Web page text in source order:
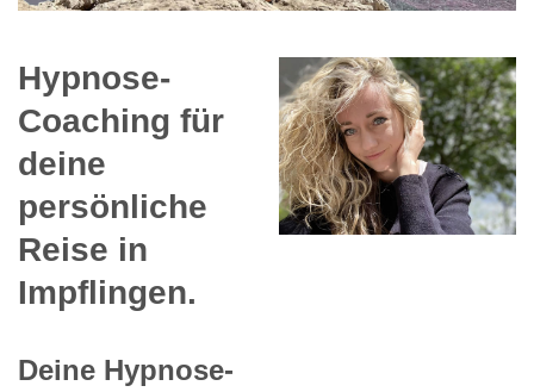
Hypnose-
Coaching für
deine
persönliche
Reise in
Impflingen.
Deine Hypnose-